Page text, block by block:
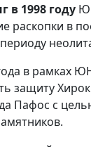
в 1998 году
раскопки в
в рамках
защиту
Пафос с